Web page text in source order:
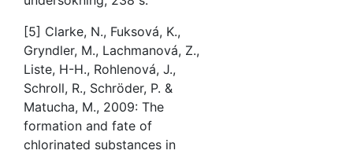
[5] Clarke, N., Fuksová, K.,
Gryndler, M., Lachmanová, Z.,
Liste, H-H., Rohlenová, J.,
Schroll, R., Schröder, P. &
Matucha, M., 2009: The
formation and fate of
chlorinated substances in